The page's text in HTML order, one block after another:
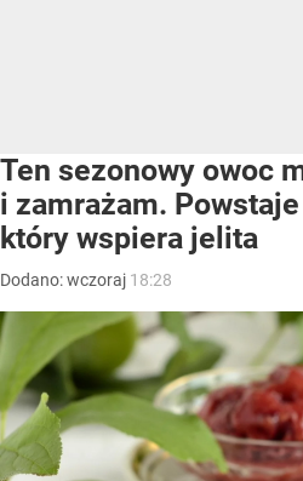
Ten sezonowy owoc
i zamrażam.
który wspiera jelita
Dodano:wczoraj 18:28